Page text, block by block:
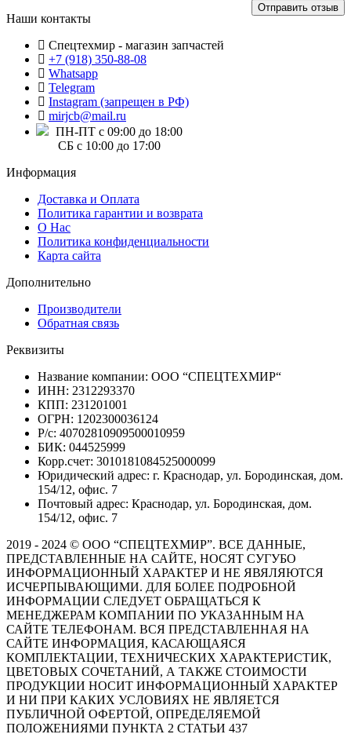
Отправить отзыв
Наши контакты
Спецтехмир - магазин запчастей
+7 (918) 350-88-08
Whatsapp
Telegram
Instagram (запрещен в РФ)
mirjcb@mail.ru
ПН-ПТ с 09:00 до 18:00
СБ с 10:00 до 17:00
Информация
Доставка и Оплата
Политика гарантии и возврата
О Нас
Политика конфиденциальности
Карта сайта
Дополнительно
Производители
Обратная связь
Реквизиты
Название компании: ООО “СПЕЦТЕХМИР“
ИНН: 2312293370
КПП: 231201001
ОГРН: 1202300036124
Р/с: 40702810909500010959
БИК: 044525999
Корр.счет: 3010181084525000099
Юридический адрес: г. Краснодар, ул. Бородинская, дом.
154/12, офис. 7
Почтовый адрес: Краснодар, ул. Бородинская, дом.
154/12, офис. 7
2019 - 2024 © ООО “СПЕЦТЕХМИР”. ВСЕ ДАННЫЕ,
ПРЕДСТАВЛЕННЫЕ НА САЙТЕ, НОСЯТ СУГУБО
ИНФОРМАЦИОННЫЙ ХАРАКТЕР И НЕ ЯВЯЛЯЮТСЯ
ИСЧЕРПЫВАЮЩИМИ. ДЛЯ БОЛЕЕ ПОДРОБНОЙ
ИНФОРМАЦИИ СЛЕДУЕТ ОБРАЩАТЬСЯ К
МЕНЕДЖЕРАМ КОМПАНИИ ПО УКАЗАННЫМ НА
САЙТЕ ТЕЛЕФОНАМ. ВСЯ ПРЕДСТАВЛЕННАЯ НА
САЙТЕ ИНФОРМАЦИЯ, КАСАЮЩАЯСЯ
КОМПЛЕКТАЦИИ, ТЕХНИЧЕСКИХ ХАРАКТЕРИСТИК,
ЦВЕТОВЫХ СОЧЕТАНИЙ, А ТАКЖЕ СТОИМОСТИ
ПРОДУКЦИИ НОСИТ ИНФОРМАЦИОННЫЙ ХАРАКТЕР
И НИ ПРИ КАКИХ УСЛОВИЯХ НЕ ЯВЛЯЕТСЯ
ПУБЛИЧНОЙ ОФЕРТОЙ, ОПРЕДЕЛЯЕМОЙ
ПОЛОЖЕНИЯМИ ПУНКТА 2 СТАТЬИ 437